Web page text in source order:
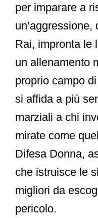
per imparare a
Rai, impronta le
un allenamento
proprio campo
si affida a più
marziali a chi
mirate come
Difesa Donna,
che istruisce le
migliori da
pericolo.